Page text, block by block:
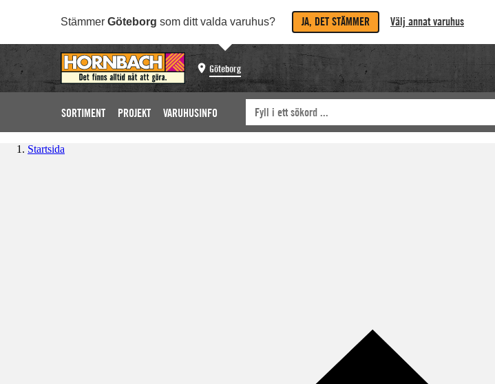
Stämmer Göteborg som ditt valda varuhus? JA, DET STÄMMER Välj annat varuhus
Göteborg
SORTIMENT PROJEKT VARUHUSINFO
Startsida